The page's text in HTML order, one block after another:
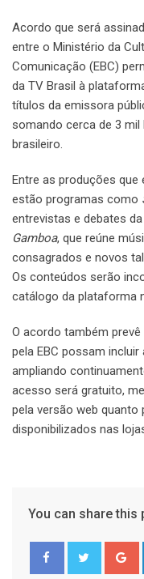
Acordo que será
entre o Ministério da
Comunicação (EBC)
da TV Brasil à
títulos da emissora
somando cerca de 3
brasileiro.
Entre as produções
estão programas como
entrevistas e debates
Gamboa, que reúne
consagrados e novos
Os conteúdos serão
catálogo da plataforma
O acordo também
pela EBC possam
ampliando
acesso será gratuito,
pela versão web quanto
disponibilizados nas
You can share this